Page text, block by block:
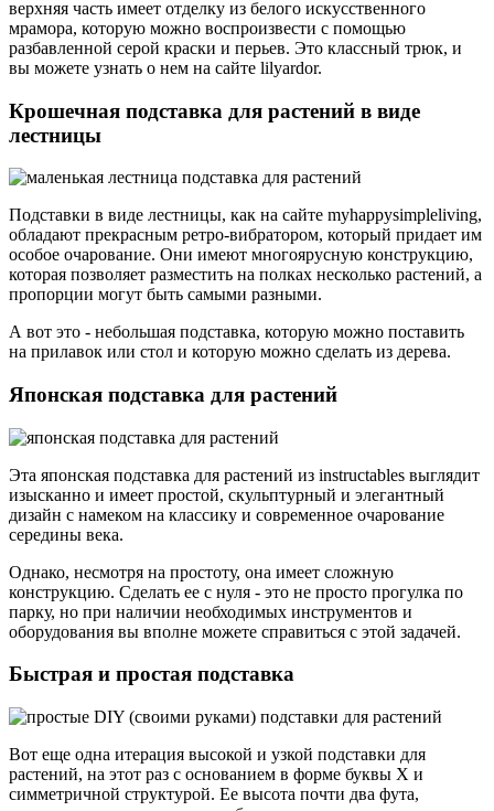
верхняя часть имеет отделку из белого искусственного
мрамора, которую можно воспроизвести с помощью
разбавленной серой краски и перьев. Это классный трюк, и
вы можете узнать о нем на сайте lilyardor.
Крошечная подставка для растений в виде
лестницы
Подставки в виде лестницы, как на сайте myhappysimpleliving,
обладают прекрасным ретро-вибратором, который придает им
особое очарование. Они имеют многоярусную конструкцию,
которая позволяет разместить на полках несколько растений, а
пропорции могут быть самыми разными.
А вот это - небольшая подставка, которую можно поставить
на прилавок или стол и которую можно сделать из дерева.
Японская подставка для растений
Эта японская подставка для растений из instructables выглядит
изысканно и имеет простой, скульптурный и элегантный
дизайн с намеком на классику и современное очарование
середины века.
Однако, несмотря на простоту, она имеет сложную
конструкцию. Сделать ее с нуля - это не просто прогулка по
парку, но при наличии необходимых инструментов и
оборудования вы вполне можете справиться с этой задачей.
Быстрая и простая подставка
Вот еще одна итерация высокой и узкой подставки для
растений, на этот раз с основанием в форме буквы Х и
симметричной структурой. Ее высота почти два фута,